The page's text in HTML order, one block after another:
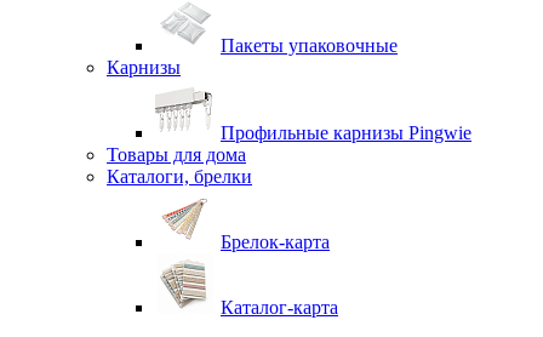
Пакеты упаковочные
Карнизы
Профильные карнизы Pingwie
Товары для дома
Каталоги, брелки
Брелок-карта
Каталог-карта